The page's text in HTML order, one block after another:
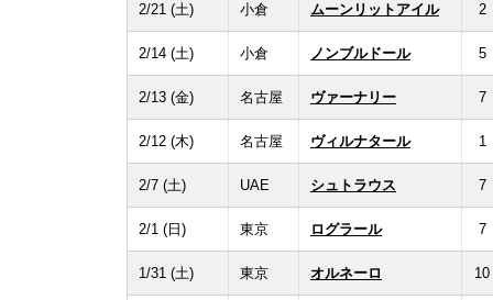
2/21 (土) 小倉 ムーンリットアイル 2
2/14 (土) 小倉 ノンブルドール 5
2/13 (金) 名古屋 ヴァーナリー 7
2/12 (木) 名古屋 ヴィルナタール 1
2/7 (土) UAE シュトラウス 7
2/1 (日) 東京 ログラール 7
1/31 (土) 東京 オルネーロ 10